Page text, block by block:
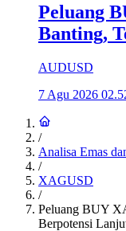
Peluang
Banting,
AUDUSD
7 Agu 2026
/
Analisa Emas
/
XAGUSD
/
Peluang BUY
Berpotensi